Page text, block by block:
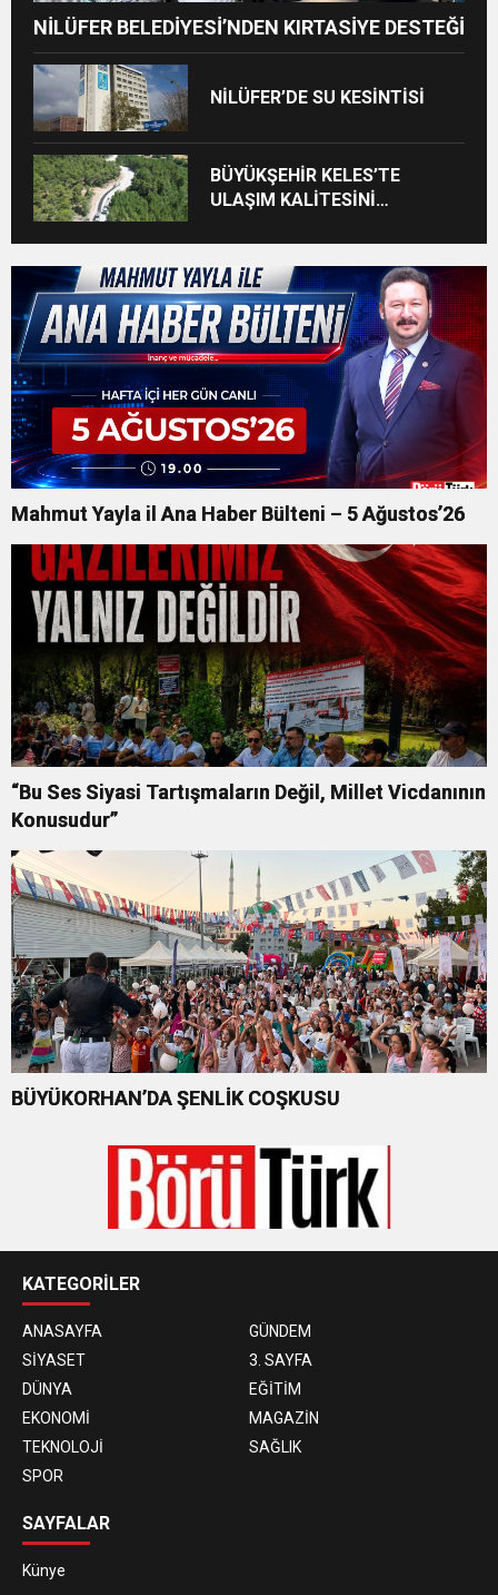
NİLÜFER BELEDİYESİ’NDEN KIRTASİYE DESTEĞİ
NİLÜFER’DE SU KESİNTİSİ
BÜYÜKŞEHİR KELES’TE
ULAŞIM KALİTESİNİ
Mahmut Yayla il Ana Haber Bülteni – 5 Ağustos’26
“Bu Ses Siyasi Tartışmaların Değil, Millet Vicdanının
Konusudur”
BÜYÜKORHAN’DA ŞENLİK COŞKUSU
KATEGORİLER
ANASAYFA
GÜNDEM
SİYASET
3. SAYFA
DÜNYA
EĞİTİM
EKONOMİ
MAGAZİN
TEKNOLOJİ
SAĞLIK
SPOR
SAYFALAR
Künye